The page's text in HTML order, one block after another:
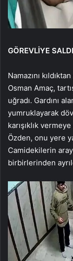
GÖREVLİYE
Namazını
Osman Amaç,
uğradı. Gardını
yumruklayarak
karışıklık
Özden, onu yere
Camidekilerin
birbirlerinden